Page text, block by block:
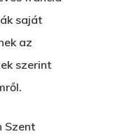
saját
az
szerint
Szent